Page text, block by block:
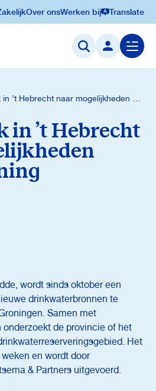
Over onsWerken bij Translate
Menu
openen
in ’t Hebrecht
wordt sinds oktober een
drinkwaterbronnen te
Samen met
onderzoekt de provincie of het
Het
en wordt door
& Partners uitgevoerd.